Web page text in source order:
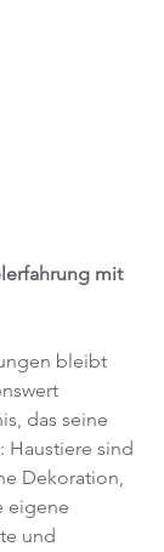
mit
bleibt
das seine
Haustiere sind
Dekoration,
eigene
und